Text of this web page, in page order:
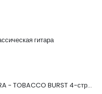
гитара
JACKSON JS2 SPECTRA - TOBACCO BURST 4-струнная бас-гитара